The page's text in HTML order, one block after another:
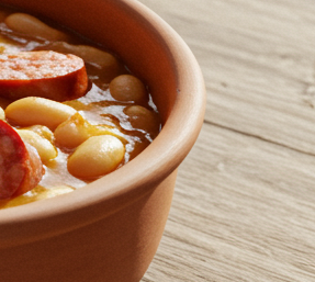
w ciąży – co warto
2025
– kiedy szyć i jak leczyć
w ciąży – Czy to